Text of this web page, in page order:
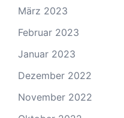
März 2023
Februar 2023
Januar 2023
Dezember 2022
November 2022